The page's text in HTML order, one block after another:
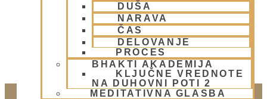
DUŠA
NARAVA
ČAS
DELOVANJE
PROCES
BHAKTI AKADEMIJA
KLJUČNE VREDNOTE
NA DUHOVNI POTI 2
MEDITATIVNA GLASBA